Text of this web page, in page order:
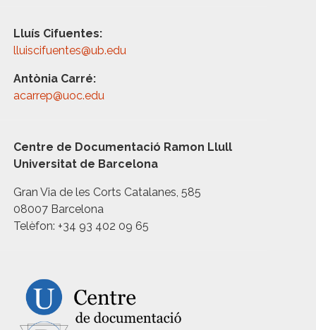
Lluís Cifuentes:
lluiscifuentes@ub.edu
Antònia Carré:
acarrep@uoc.edu
Centre de Documentació Ramon Llull
Universitat de Barcelona
Gran Via de les Corts Catalanes, 585
08007 Barcelona
Telèfon: +34 93 402 09 65